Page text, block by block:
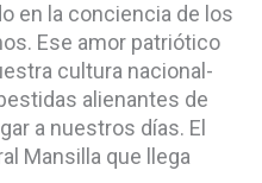
en la conciencia de los
Ese amor patriótico
cultura nacional-
alienantes de
a nuestros días. El
Mansilla que llega